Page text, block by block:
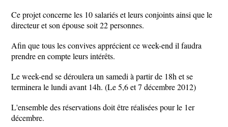
Ce projet concerne les 10 salariés et leurs conjoints ainsi que le
directeur et son épouse soit 22 personnes.
Afin que tous les convives apprécient ce week-end il faudra
prendre en compte leurs intérêts.
Le week-end se déroulera un samedi à partir de 18h et se
terminera le lundi avant 14h. (Le 5,6 et 7 décembre 2012)
L'ensemble des réservations doit être réalisées pour le 1er
décembre.